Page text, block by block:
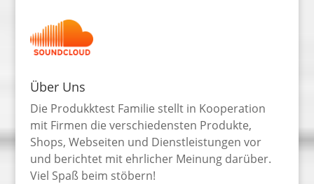
Über Uns
Die Produkktest Familie stellt in Kooperation
mit Firmen die verschiedensten Produkte,
Shops, Webseiten und Dienstleistungen vor
und berichtet mit ehrlicher Meinung darüber.
Viel Spaß beim stöbern!